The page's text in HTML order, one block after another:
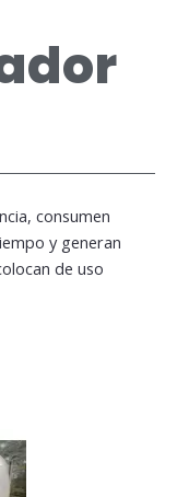
consumen
y generan
de uso